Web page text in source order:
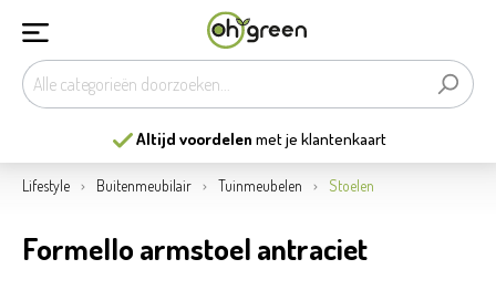
Altijd voordelen met je klantenkaart
Lifestyle Buitenmeubilair Tuinmeubelen Stoelen
Formello armstoel antraciet